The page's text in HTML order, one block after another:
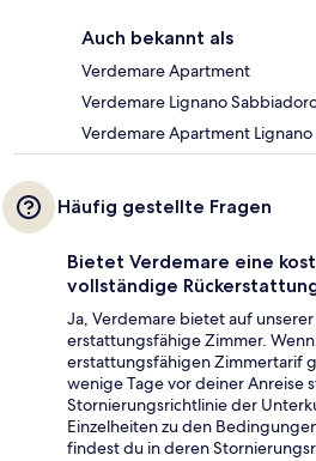
Auch bekannt als
Verdemare Apartment
Verdemare Lignano
Verdemare Apartment
Häufig gestellte Fragen
Bietet Verdemare eine
vollständige
Ja, Verdemare bietet auf
erstattungsfähige Zimmer.
erstattungsfähigen Zimmertarif
wenige Tage vor deiner Anreise
Stornierungsrichtlinie der
Einzelheiten zu den
findest du in deren